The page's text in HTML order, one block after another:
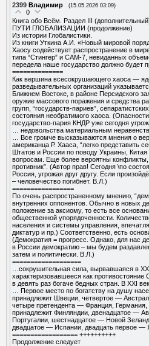
2399 Владимир (15.05.2026 03:09)
0
Книга обо Всём. Раздел III
ПУТИ ГЛОБАЛИЗАЦИИ (продолжение)
Из истории Глобалистики.
Из книги Уткина А.И. «Новый мировой
Хаосу содействует распространение в
типа “Стингер” и САМ-7, невиданных
передела наше государство должно будет
==============
Как вершина всесокрушающего хаоса —
разведывательных организаций
Ближнем Востоке, в районе Персидского
оружие массового поражения и средства
групп, “государств-париев”,
состояния необратимого хаоса.
государство-пария КНДР уже сегодня
… недовольства материальным
… Все громче высказываются мнения о
американца Р. Хааса, “легко представить
Штатов и России по поводу Украины,
вопросам. Еще более вероятны
противник”. (Автор прав! Сегодня \по
Россия, угрожая друг другу. Если
– человечество погибнет. В.Л.)
=================
По очень распространенному мнению,
внутренних оппонентов. Обычно в новых
положение за аксиому, то есть все
общественной упорядоченности.
населения и системы управления,
диктатур и пр.) Соответственно, есть
(Демократия = прогресс. Однако, для нас
в России демократию – мы будем
затем и политически. В.Л.)
===================
…сокрушительная сила, вырвавшаяся в
характеризовавшееся как
в девять раз богаче бедных стран. В XXI
… Первое место по богатству на душу
принадлежит Швеции, четвертое —
четыре претендента — Франция,
принадлежит Финляндии, двенадцатое —
Португалии, шестнадцатое — Новой
двадцатое — Испании, двадцать первое —
================== ++++++++++
Продолжение следует